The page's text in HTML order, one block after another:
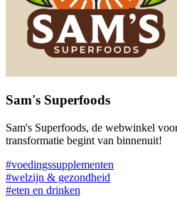
Sam's Superfoods
Sam's Superfoods, de webwinkel
transformatie begint van binnenuit!
#voedingssupplementen
#welzijn & gezondheid
#eten en drinken